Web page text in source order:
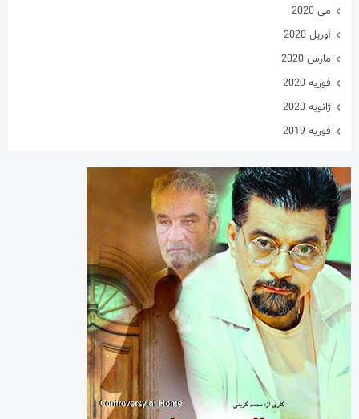
می 2020
آوریل 2020
مارس 2020
فوریه 2020
ژانویه 2020
فوریه 2019